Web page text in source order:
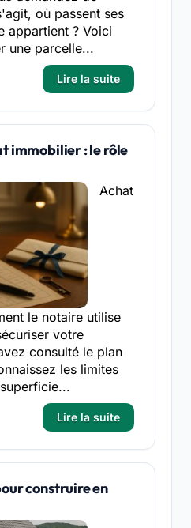
où passent ses
appartient ? Voici
une parcelle...
Lire la suite
immobilier : le rôle
Achat
le notaire utilise
votre
consulté le plan
les limites
Lire la suite
construire en